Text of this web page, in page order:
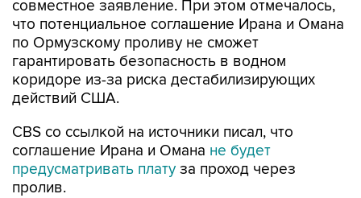
совместное заявление. При этом отмечалось,
что потенциальное соглашение Ирана и Омана
по Ормузскому проливу не сможет
гарантировать безопасность в водном
коридоре из-за риска дестабилизирующих
действий США.
CBS со ссылкой на источники писал, что
соглашение Ирана и Омана не будет
предусматривать плату за проход через
пролив.